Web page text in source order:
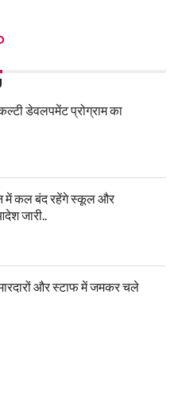
डेवलपमेंट प्रोग्राम का
में कल बंद रहेंगे स्कूल और
जारी..
और स्टाफ में जमकर चले